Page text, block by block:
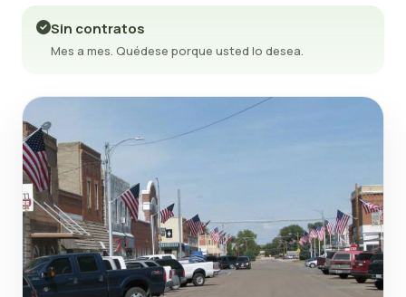
Sin contratos
Mes a mes. Quédese porque usted lo desea.